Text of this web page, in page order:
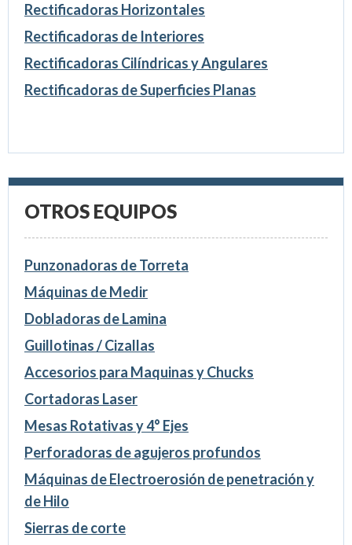
Rectificadoras Horizontales
Rectificadoras de Interiores
Rectificadoras Cilíndricas y Angulares
Rectificadoras de Superficies Planas
OTROS EQUIPOS
Punzonadoras de Torreta
Máquinas de Medir
Dobladoras de Lamina
Guillotinas / Cizallas
Accesorios para Maquinas y Chucks
Cortadoras Laser
Mesas Rotativas y 4° Ejes
Perforadoras de agujeros profundos
Máquinas de Electroerosión de penetración y
de Hilo
Sierras de corte